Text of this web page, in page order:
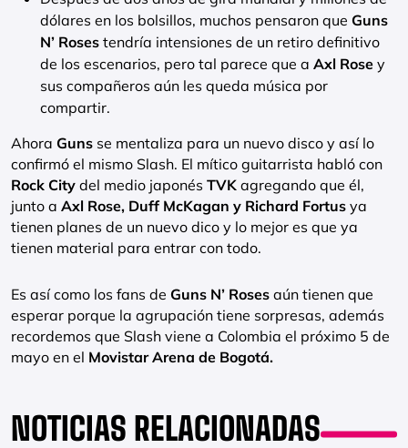
dólares en los bolsillos, muchos pensaron que Guns
N’ Roses tendría intensiones de un retiro definitivo
de los escenarios, pero tal parece que a Axl Rose y
sus compañeros aún les queda música por
compartir.
Ahora Guns se mentaliza para un nuevo disco y así lo
confirmó el mismo Slash. El mítico guitarrista habló con
Rock City del medio japonés TVK agregando que él,
junto a Axl Rose, Duff McKagan y Richard Fortus ya
tienen planes de un nuevo dico y lo mejor es que ya
tienen material para entrar con todo.
Es así como los fans de Guns N’ Roses aún tienen que
esperar porque la agrupación tiene sorpresas, además
recordemos que Slash viene a Colombia el próximo 5 de
mayo en el Movistar Arena de Bogotá.
NOTICIAS RELACIONADAS